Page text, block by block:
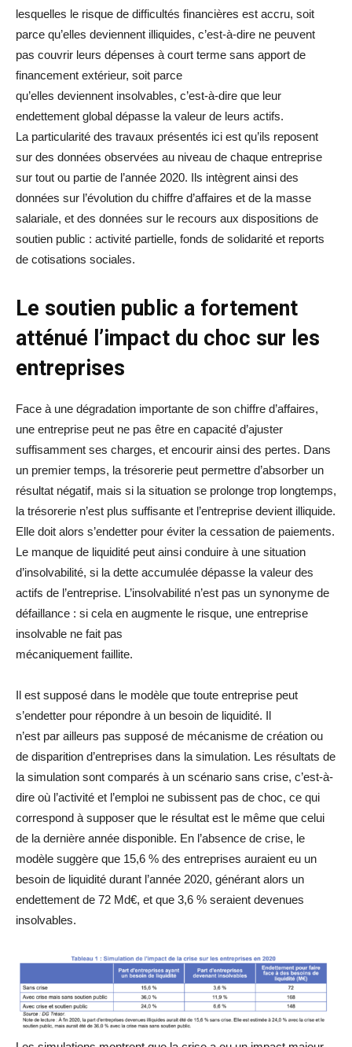
lesquelles le risque de difficultés financières est accru, soit
parce qu’elles deviennent illiquides, c’est-à-dire ne peuvent
pas couvrir leurs dépenses à court terme sans apport de
financement extérieur, soit parce
qu’elles deviennent insolvables, c’est-à-dire que leur
endettement global dépasse la valeur de leurs actifs.
La particularité des travaux présentés ici est qu’ils reposent
sur des données observées au niveau de chaque entreprise
sur tout ou partie de l’année 2020. Ils intègrent ainsi des
données sur l’évolution du chiffre d’affaires et de la masse
salariale, et des données sur le recours aux dispositions de
soutien public : activité partielle, fonds de solidarité et reports
de cotisations sociales.
Le soutien public a fortement
atténué l’impact du choc sur les
entreprises
Face à une dégradation importante de son chiffre d’affaires,
une entreprise peut ne pas être en capacité d’ajuster
suffisamment ses charges, et encourir ainsi des pertes. Dans
un premier temps, la trésorerie peut permettre d’absorber un
résultat négatif, mais si la situation se prolonge trop longtemps,
la trésorerie n’est plus suffisante et l’entreprise devient illiquide.
Elle doit alors s’endetter pour éviter la cessation de paiements.
Le manque de liquidité peut ainsi conduire à une situation
d’insolvabilité, si la dette accumulée dépasse la valeur des
actifs de l’entreprise. L’insolvabilité n’est pas un synonyme de
défaillance : si cela en augmente le risque, une entreprise
insolvable ne fait pas
mécaniquement faillite.
Il est supposé dans le modèle que toute entreprise peut
s’endetter pour répondre à un besoin de liquidité. Il
n’est par ailleurs pas supposé de mécanisme de création ou
de disparition d’entreprises dans la simulation. Les résultats de
la simulation sont comparés à un scénario sans crise, c’est-à-
dire où l’activité et l’emploi ne subissent pas de choc, ce qui
correspond à supposer que le résultat est le même que celui
de la dernière année disponible. En l’absence de crise, le
modèle suggère que 15,6 % des entreprises auraient eu un
besoin de liquidité durant l’année 2020, générant alors un
endettement de 72 Md€, et que 3,6 % seraient devenues
insolvables.